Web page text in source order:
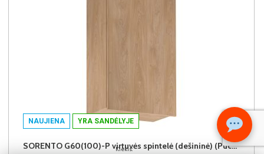
Kiekis:
NAUJIENA YRA SANDĖLYJE
SORENTO G60(100)-P virtuvės spintelė (dešininė) (Puccini/Puccini)